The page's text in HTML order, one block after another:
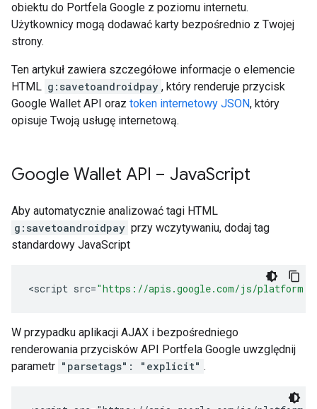
obiektu do Portfela Google z poziomu internetu.
Użytkownicy mogą dodawać karty bezpośrednio z Twojej
strony.
Ten artykuł zawiera szczegółowe informacje o elemencie
HTML g:savetoandroidpay , który renderuje przycisk
Google Wallet API oraz token internetowy JSON, który
opisuje Twoją usługę internetową.
Google Wallet API – JavaScript
Aby automatycznie analizować tagi HTML
g:savetoandroidpay przy wczytywaniu, dodaj tag
standardowy JavaScript
<script src="https://apis.google.com/js/
W przypadku aplikacji AJAX i bezpośredniego
renderowania przycisków API Portfela Google uwzględnij
parametr "parsetags": "explicit" .